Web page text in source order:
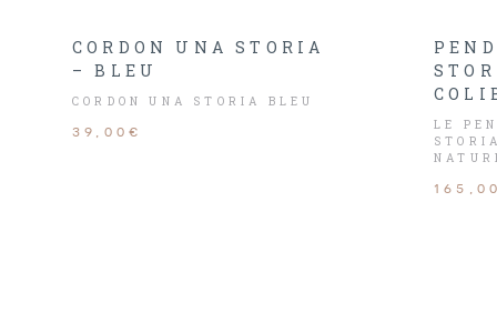
CORDON UNA STORIA
– BLEU
CORDON UNA STORIA BLEU
39,00€
LE